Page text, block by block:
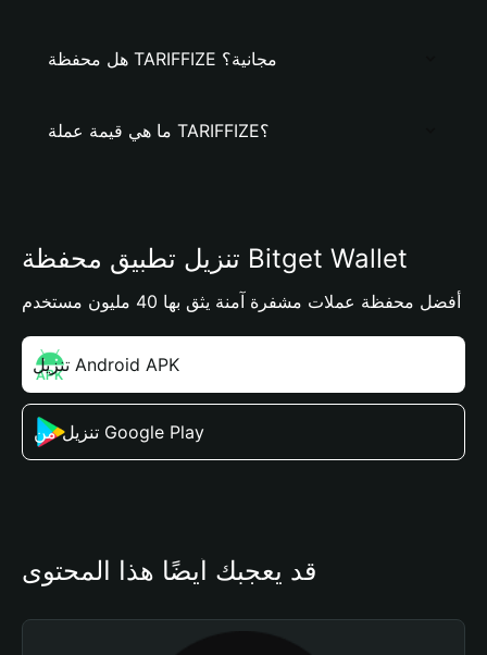
هل محفظة TARIFFIZE مجانية؟
ما هي قيمة عملة TARIFFIZE؟
تنزيل تطبيق محفظة Bitget Wallet
أفضل محفظة عملات مشفرة آمنة يثق بها 40 مليون مستخدم
تنزيل Android APK
تنزيل من Google Play
قد يعجبك أيضًا هذا المحتوى